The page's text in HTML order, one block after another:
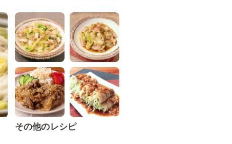
その他のレシピ